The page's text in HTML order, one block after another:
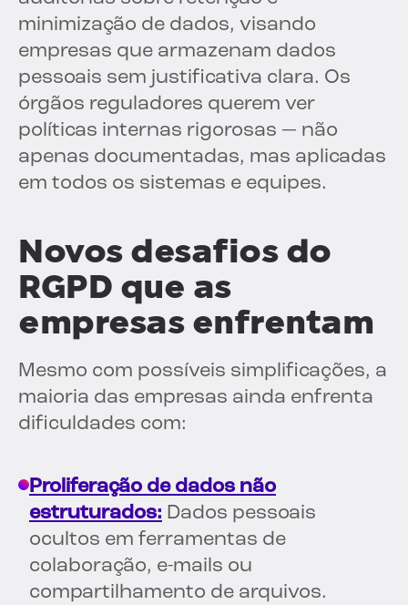
minimização de dados, visando
empresas que armazenam dados
pessoais sem justificativa clara. Os
órgãos reguladores querem ver
políticas internas rigorosas — não
apenas documentadas, mas aplicadas
em todos os sistemas e equipes.
Novos desafios do
RGPD que as
empresas enfrentam
Mesmo com possíveis simplificações, a
maioria das empresas ainda enfrenta
dificuldades com:
Proliferação de dados não
estruturados: Dados pessoais
ocultos em ferramentas de
colaboração, e-mails ou
compartilhamento de arquivos.